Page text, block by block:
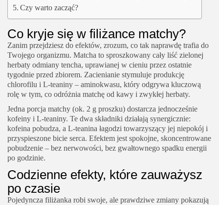
Czy warto zacząć?
Co kryje się w filiżance matchy?
Zanim przejdziesz do efektów, zrozum, co tak naprawdę trafia do
Twojego organizmu. Matcha to sproszkowany cały liść zielonej
herbaty odmiany tencha, uprawianej w cieniu przez ostatnie
tygodnie przed zbiorem. Zacienianie stymuluje produkcję
chlorofilu i L-teaniny – aminokwasu, który odgrywa kluczową
rolę w tym, co odróżnia matchę od kawy i zwykłej herbaty.
Jedna porcja matchy (ok. 2 g proszku) dostarcza jednocześnie
kofeiny i L-teaniny. Te dwa składniki działają synergicznie:
kofeina pobudza, a L-teanina łagodzi towarzyszący jej niepokój i
przyspieszone bicie serca. Efektem jest spokojne, skoncentrowane
pobudzenie – bez nerwowości, bez gwałtownego spadku energii
po godzinie.
Codzienne efekty, które zauważysz
po czasie
Pojedyncza filiżanka robi swoje, ale prawdziwe zmiany pokazują